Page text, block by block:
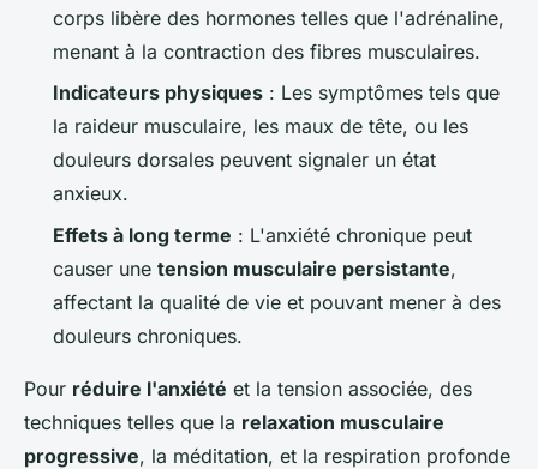
corps libère des hormones telles que l'adrénaline,
menant à la contraction des fibres musculaires.
Indicateurs physiques : Les symptômes tels que
la raideur musculaire, les maux de tête, ou les
douleurs dorsales peuvent signaler un état
anxieux.
Effets à long terme : L'anxiété chronique peut
causer une tension musculaire persistante,
affectant la qualité de vie et pouvant mener à des
douleurs chroniques.
Pour réduire l'anxiété et la tension associée, des
techniques telles que la relaxation musculaire
progressive, la méditation, et la respiration profonde